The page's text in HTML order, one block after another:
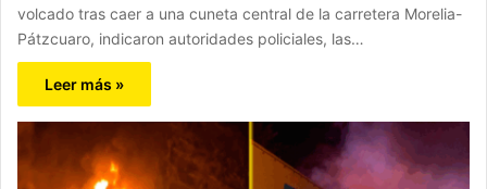
volcado tras caer a una cuneta central de la carretera Morelia-
Pátzcuaro, indicaron autoridades policiales, las…
Leer más »